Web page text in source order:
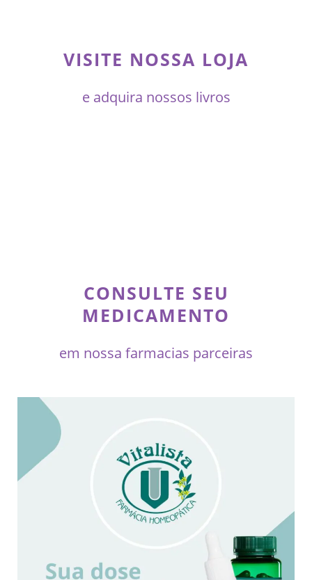
VISITE NOSSA LOJA
e adquira nossos livros
CONSULTE SEU
MEDICAMENTO
em nossa farmacias parceiras